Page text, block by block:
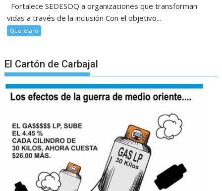
Fortalece SEDESOQ a organizaciones que transforman
vidas a través de la inclusión Con el objetivo...
Querétaro
El Cartón de Carbajal